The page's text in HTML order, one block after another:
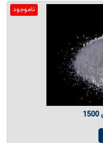
ناموجود